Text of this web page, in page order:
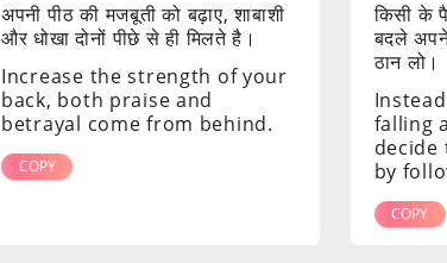
अपनी पीठ की मजबूती को बढ़ाए, शाबाशी
और धोखा दोनों पीछे से ही मिलते है।
Increase the strength of your
back, both praise and
betrayal come from behind.
COPY
किसी के
बदले
ठान लो।
falling
decide
by
COPY